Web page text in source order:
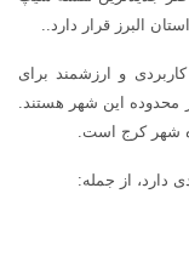
البرز قرار دارد..
و ارزشمند برای
محدوده این شهر هستند.
دارد، از جمله: